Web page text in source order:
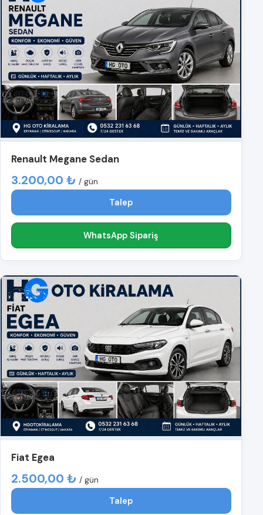
Renault Megane Sedan
3.200,00 ₺ / gün
Talep
WhatsApp Sipariş
Fiat Egea
2.500,00 ₺ / gün
Talep